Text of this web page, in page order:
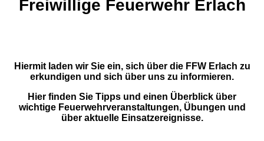
Freiwillige Feuerwehr Erlach
Hiermit laden wir Sie ein, sich über die FFW Erlach zu
erkundigen und sich über uns zu informieren.
Hier finden Sie Tipps und einen Überblick über
wichtige Feuerwehrveranstaltungen, Übungen und
über aktuelle Einsatzereignisse.